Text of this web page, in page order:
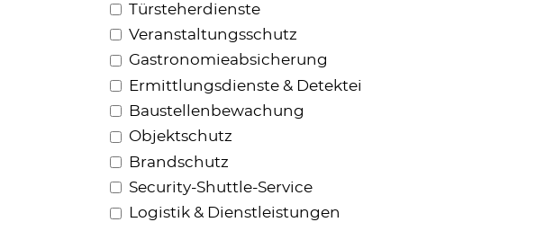
Türsteherdienste
Veranstaltungsschutz
Gastronomieabsicherung
Ermittlungsdienste & Detektei
Baustellenbewachung
Objektschutz
Brandschutz
Security-Shuttle-Service
Logistik & Dienstleistungen